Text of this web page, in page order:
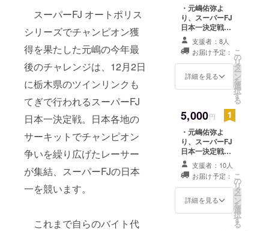
スーパーFJ オートポリス
シリーズでチャンピオン獲
得を果たした元嶋の今年最
後のチャレンジは、12月2日
に栃木県のツインリンクも
てぎで行われるスーパーFJ
日本一決定戦。日本各地の
サーキットでチャンピオン
争いを繰り広げたレーサー
が集結、スーパーFJの日本
一を競います。
これまで自らのバイト代
・元嶋佑弥よ
り、スーパーFJ
日本一決定戦の
レース結果報告
メッセージをお
送りします ・元
嶋佑弥直筆メッ
セージカードと
テッカーを1枚お
嶋佑弥よりスー
パーFJ日本一決
定戦の参戦報告
レポートとレー
スフォト1枚を郵
送にてお送りし
ます
支援者：8人
お届け予定：
詳細を見る
こ
の
リ
タ
ー
ン
を
選
択
す
る
5,000円
・元嶋佑弥よ
り、スーパーFJ
日本一決定戦の
レース結果報告
メッセージをお
送りします ・元
嶋佑弥直筆メッ
セージカードと
テッカーを1枚お
支援者：10人
お届け予定：
詳細を見る
こ
の
リ
タ
ー
ン
を
選
択
す
る